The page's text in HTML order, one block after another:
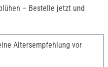
– Bestelle jetzt und
Altersempfehlung vor